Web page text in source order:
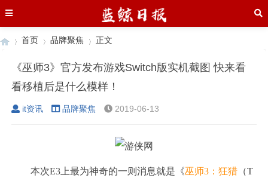
首页
›
品牌聚焦
›
正文
《巫师3》官方发布游戏Switch版实机截图 快来看
看移植后是什么模样！
it资讯 品牌聚焦 2019-06-13
本次E3上最为神奇的一则消息就是《巫师3：狂猎 （T